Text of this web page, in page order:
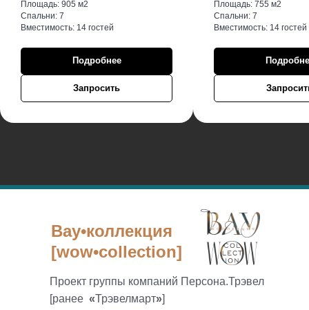
Площадь: 905 м2
Спальни: 7
Вместимость: 14 гостей
Подробнее
Запросить
Площадь: 755 м2
Спальни: 7
Вместимость: 14 гостей
Вау•коллекция
[wow•collection]
Проект группы компаний Персона.Трэвел
[ранее «Трэвелмарт»]